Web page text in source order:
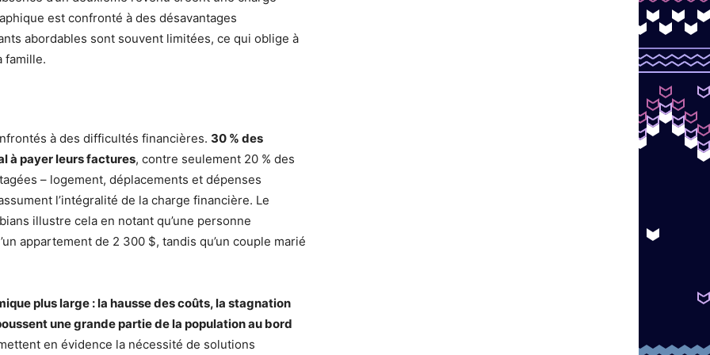
est confronté à des désavantages
abordables sont souvent limitées, ce qui oblige à
famille.
à des difficultés financières. 30 % des
à payer leurs factures, contre seulement 20 % des
– logement, déplacements et dépenses
l’intégralité de la charge financière. Le
illustre cela en notant qu’une personne
appartement de 2 300 $, tandis qu’un couple marié
plus large : la hausse des coûts, la stagnation
une grande partie de la population au bord
en évidence la nécessité de solutions